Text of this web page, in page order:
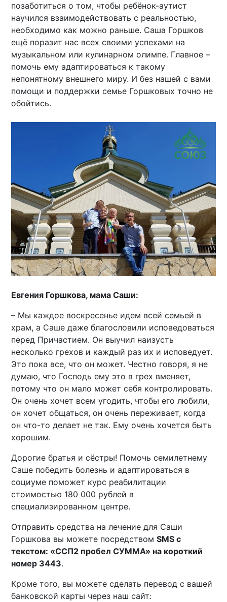
позаботиться о том, чтобы ребёнок-аутист
научился взаимодействовать с реальностью,
необходимо как можно раньше. Саша Горшков
ещё поразит нас всех своими успехами на
музыкальном или кулинарном олимпе. Главное –
помочь ему адаптироваться к такому
непонятному внешнего миру. И без нашей с вами
помощи и поддержки семье Горшковых точно не
обойтись.
Евгения Горшкова, мама Саши:
– Мы каждое воскресенье идем всей семьей в
храм, а Саше даже благословили исповедоваться
перед Причастием. Он выучил наизусть
несколько грехов и каждый раз их и исповедует.
Это пока все, что он может. Честно говоря, я не
думаю, что Господь ему это в грех вменяет,
потому что он мало может себя контролировать.
Он очень хочет всем угодить, чтобы его любили,
он хочет общаться, он очень переживает, когда
он что-то делает не так. Ему очень хочется быть
хорошим.
Дорогие братья и сёстры! Помочь семилетнему
Саше победить болезнь и адаптироваться в
социуме поможет курс реабилитации
стоимостью 180 000 рублей в
специализированном центре.
Отправить средства на лечение для Саши
Горшкова вы можете посредствомSMS с
текстом: «ССП2 пробел СУММА» на короткий
номер 3443.
Кроме того, вы можете сделать перевод с вашей
банковской карты через наш сайт: